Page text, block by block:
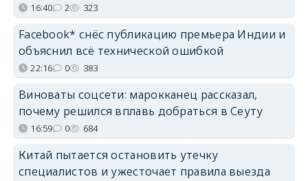
16:40 2 323
Facebook* снёс публикацию премьера Индии и
объяснил всё технической ошибкой
22:16 0 383
Виноваты соцсети: марокканец рассказал,
почему решился вплавь добраться в Сеуту
16:59 0 684
Китай пытается остановить утечку
специалистов и ужесточает правила выезда